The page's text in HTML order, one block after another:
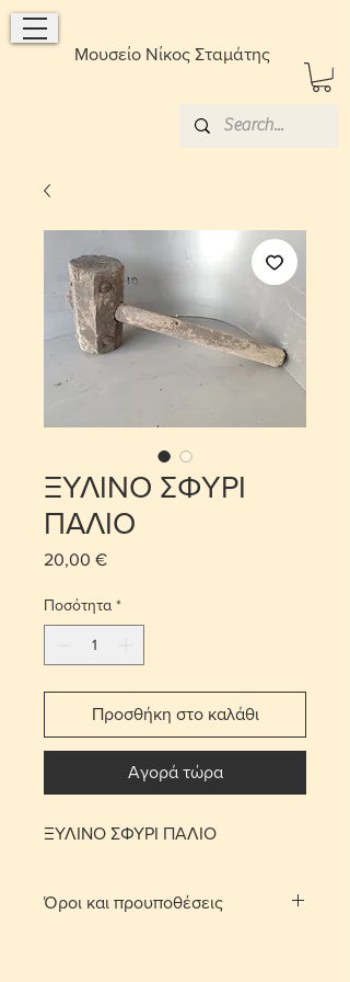
Μουσείο Νίκος Σταμάτης
ΞΥΛΙΝΟ ΣΦΥΡΙ
ΠΑΛΙΟ
20,00 €Τιμή
Ποσότητα *
Προσθήκη στο καλάθι
Αγορά τώρα
ΞΥΛΙΝΟ ΣΦΥΡΙ ΠΑΛΙΟ
Όροι και προυποθέσεις